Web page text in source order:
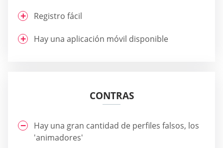
Registro fácil
Hay una aplicación móvil disponible
CONTRAS
Hay una gran cantidad de perfiles falsos, los
'animadores'